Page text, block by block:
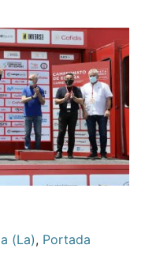
(La), Portada